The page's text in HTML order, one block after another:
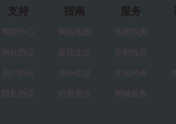
支持
帮助中心
网站协议
用户协议
隐私协议
指南
网站地图
发现生活
海外生活
租房资讯
服务
免费找房
定制找房
学居代表
商城服务